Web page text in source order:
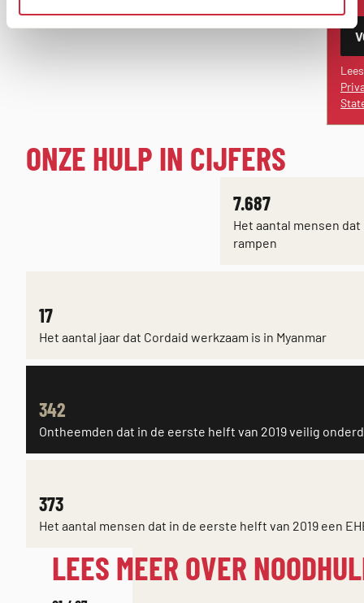
EEN
ONZE HULP IN CIJFERS
7.687
Het aantal mensen
rampen
17
Het aantal jaar dat Cordaid werkzaam is in Myanmar
342
Ontheemden dat in de eerste helft van 2019 veilig
373
Het aantal mensen dat in de eerste helft van 2019 een
LEES MEER OVER